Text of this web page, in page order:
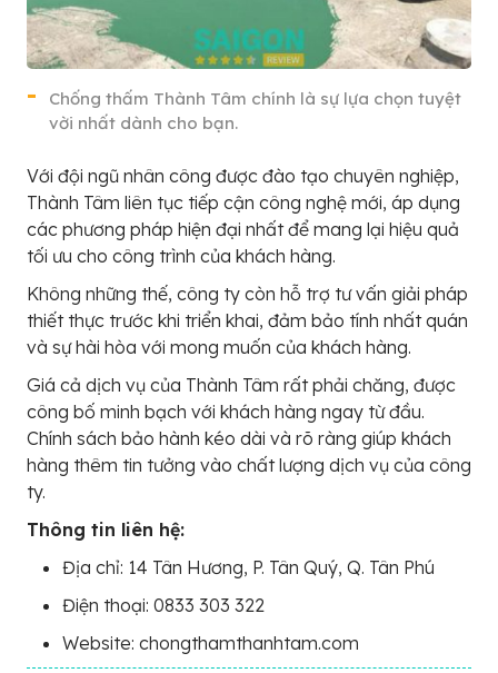
Chống thấm Thành Tâm chính là sự lựa chọn tuyệt
vời nhất dành cho bạn.
Với đội ngũ nhân công được đào tạo chuyên nghiệp,
Thành Tâm liên tục tiếp cận công nghệ mới, áp dụng
các phương pháp hiện đại nhất để mang lại hiệu quả
tối ưu cho công trình của khách hàng.
Không những thế, công ty còn hỗ trợ tư vấn giải pháp
thiết thực trước khi triển khai, đảm bảo tính nhất quán
và sự hài hòa với mong muốn của khách hàng.
Giá cả dịch vụ của Thành Tâm rất phải chăng, được
công bố minh bạch với khách hàng ngay từ đầu.
Chính sách bảo hành kéo dài và rõ ràng giúp khách
hàng thêm tin tưởng vào chất lượng dịch vụ của công
ty.
Thông tin liên hệ:
Địa chỉ: 14 Tân Hương, P. Tân Quý, Q. Tân Phú
Điện thoại: 0833 303 322
Website: chongthamthanhtam.com